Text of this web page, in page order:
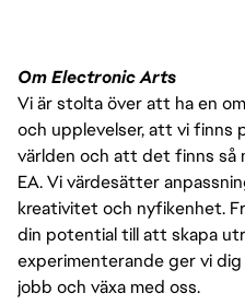
Om Electronic Arts
Vi är stolta över att ha en
och upplevelser, att vi finns
världen och att det finns så
EA. Vi värdesätter
kreativitet och nyfikenhet.
din potential till att skapa
experimenterande ger vi
jobb och växa med oss.